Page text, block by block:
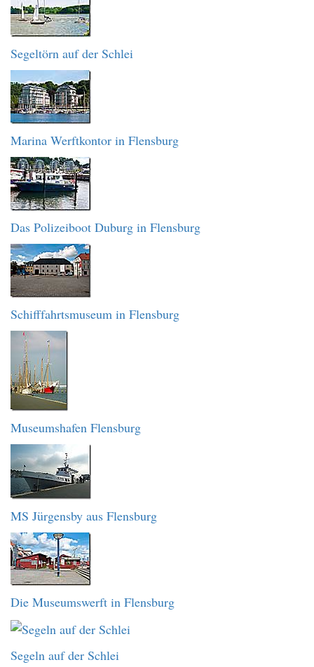
Segeltörn auf der Schlei
Marina Werftkontor in Flensburg
Das Polizeiboot Duburg in Flensburg
Schifffahrtsmuseum in Flensburg
Museumshafen Flensburg
MS Jürgensby aus Flensburg
Die Museumswerft in Flensburg
Segeln auf der Schlei